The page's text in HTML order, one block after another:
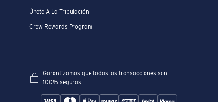
Únete A La Tripulación
Crew Rewards Program
Garantizamos que todas las transacciones son
100% seguras